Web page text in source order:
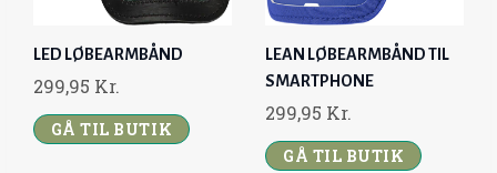
LED LØBEARMBÅND
299,95 Kr.
GÅ TIL BUTIK
LEAN LØBEARMBÅND TIL
SMARTPHONE
299,95 Kr.
GÅ TIL BUTIK